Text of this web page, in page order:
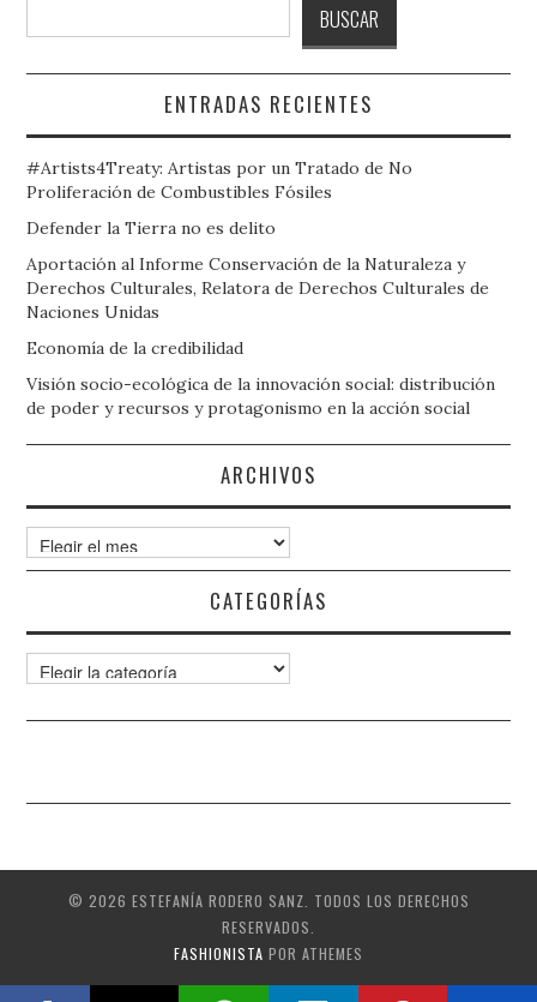
BUSCAR
ENTRADAS RECIENTES
#Artists4Treaty: Artistas por un Tratado de No
Proliferación de Combustibles Fósiles
Defender la Tierra no es delito
Aportación al Informe Conservación de la Naturaleza y
Derechos Culturales, Relatora de Derechos Culturales de
Naciones Unidas
Economía de la credibilidad
Visión socio-ecológica de la innovación social: distribución
de poder y recursos y protagonismo en la acción social
ARCHIVOS
Archivos
CATEGORÍAS
Categorías
© 2026 ESTEFANÍA RODERO SANZ. TODOS LOS DERECHOS
RESERVADOS.
FASHIONISTA POR ATHEMES